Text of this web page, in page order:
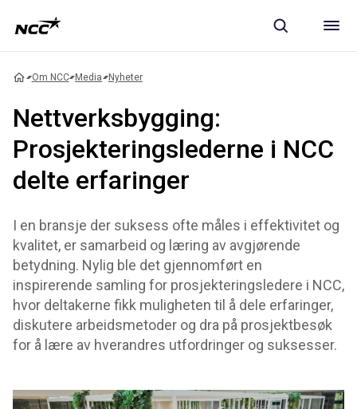
Om NCC Media Nyheter
Nettverksbygging:
Prosjekteringslederne i NCC
delte erfaringer
I en bransje der suksess ofte måles i effektivitet og
kvalitet, er samarbeid og læring av avgjørende
betydning. Nylig ble det gjennomført en
inspirerende samling for prosjekteringsledere i NCC,
hvor deltakerne fikk muligheten til å dele erfaringer,
diskutere arbeidsmetoder og dra på prosjektbesøk
for å lære av hverandres utfordringer og suksesser.